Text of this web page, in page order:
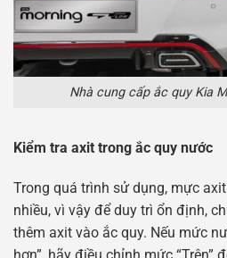
Nhà cung cấp ắc quy Kia
Kiểm tra axit trong ắc quy nước
Trong quá trình sử dụng, mực
nhiều, vì vậy để duy trì ổn định,
thêm axit vào ắc quy. Nếu mức